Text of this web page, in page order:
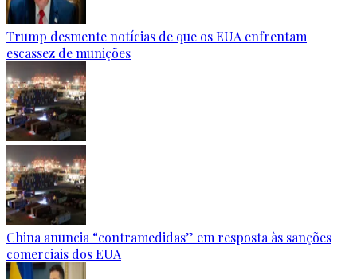
Trump desmente notícias de que os EUA enfrentam
escassez de munições
China anuncia “contramedidas” em resposta às sanções
comerciais dos EUA